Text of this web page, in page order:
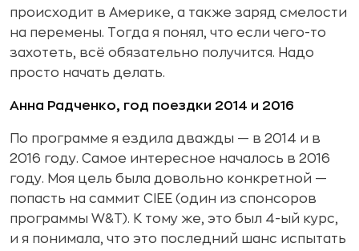
происходит в Америке, а также заряд смелости
на перемены. Тогда я понял, что если чего-то
захотеть, всё обязательно получится. Надо
просто начать делать.
Анна Радченко, год поездки 2014 и 2016
По программе я ездила дважды — в 2014 и в
2016 году. Самое интересное началось в 2016
году. Моя цель была довольно конкретной —
попасть на саммит CIEE (один из спонсоров
программы W&T). К тому же, это был 4-ый курс,
и я понимала, что это последний шанс испытать